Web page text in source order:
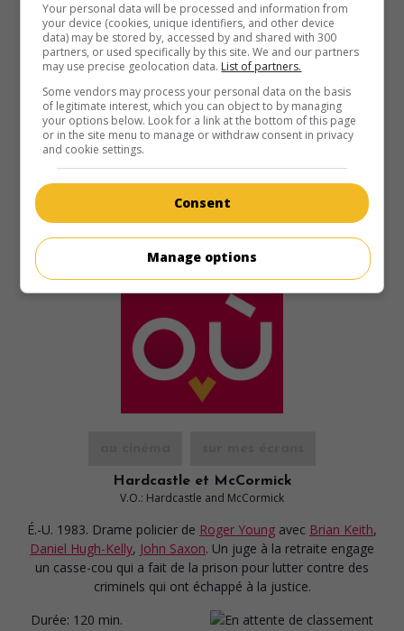
G.-B. 1983. Aventuresde Terry Marcel avec Richard Hatch
Kay Lenz,John Saxon. Une journaliste de la télévision et un
jeune homme se retrouvent transportés dans une autre
dimension où ils affrontent un despote.
Durée: 90 min.
Hardcastle et McCormick
V.O.: Hardcastle and McCormick
É.-U. 1983. Drame policier de Roger Young avec Brian Keith,
Daniel Hugh-Kelly, John Saxon. Un juge à la retraite engage
un casse-cou qui a fait de la prison pour lutter contre des
criminels qui ont échappé à la justice.
Durée: 120 min.
Your personal data will be processed and information from
your device (cookies, unique identifiers, and other device
data) may be stored by, accessed by and shared with 300
partners, or used specifically by this site. We and our partners
may use precise geolocation data. List of partners.
Some vendors may process your personal data on the basis
of legitimate interest, which you can object to by managing
your options below. Look for a link at the bottom of this page
or in the site menu to manage or withdraw consent in privacy
and cookie settings.
Consent
Manage options